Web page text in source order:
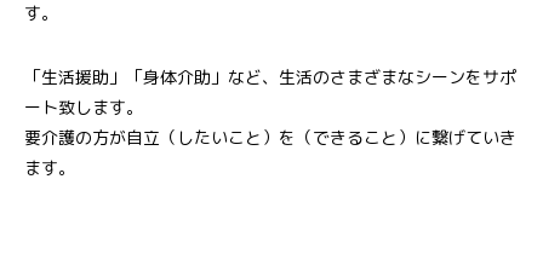
す。
「生活援助」「身体介助」など、生活のさまざまなシーンをサポ
ート致します。
要介護の方が自立（したいこと）を（できること）に繋げていき
ます。